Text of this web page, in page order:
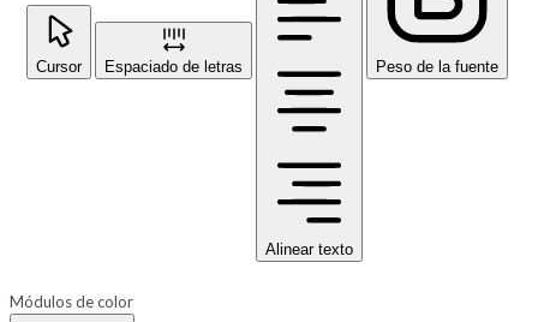
Cursor Espaciado de letras
Alinear texto
Peso de la fuente
Módulos de color